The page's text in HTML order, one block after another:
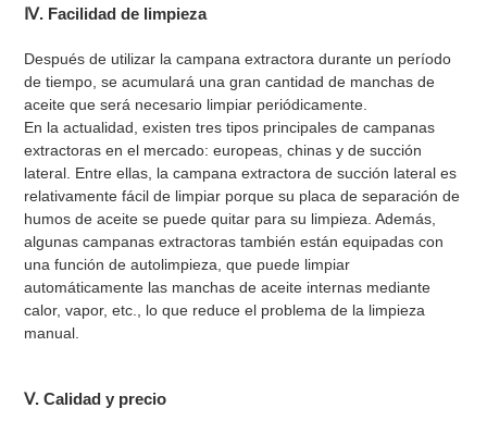
Ⅳ. Facilidad de limpieza
Después de utilizar la campana extractora durante un período
de tiempo, se acumulará una gran cantidad de manchas de
aceite que será necesario limpiar periódicamente.
En la actualidad, existen tres tipos principales de campanas
extractoras en el mercado: europeas, chinas y de succión
lateral. Entre ellas, la campana extractora de succión lateral es
relativamente fácil de limpiar porque su placa de separación de
humos de aceite se puede quitar para su limpieza. Además,
algunas campanas extractoras también están equipadas con
una función de autolimpieza, que puede limpiar
automáticamente las manchas de aceite internas mediante
calor, vapor, etc., lo que reduce el problema de la limpieza
manual.
Ⅴ. Calidad y precio